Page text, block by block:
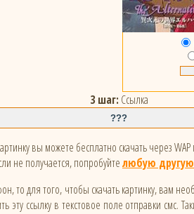
3 шаг: Ссылка
вы можете бесплатно скачать через WAP
не получается, попробуйтелюбую
для того, чтобы скачать картинку, вам
ссылку в текстовое поле отправки смс.